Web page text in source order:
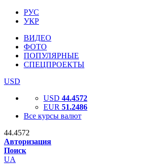
РУС
УКР
ВИДЕО
ФОТО
ПОПУЛЯРНЫЕ
СПЕЦПРОЕКТЫ
USD
USD 44.4572
EUR 51.2486
Все курсы валют
44.4572
Авторизация
Поиск
UA